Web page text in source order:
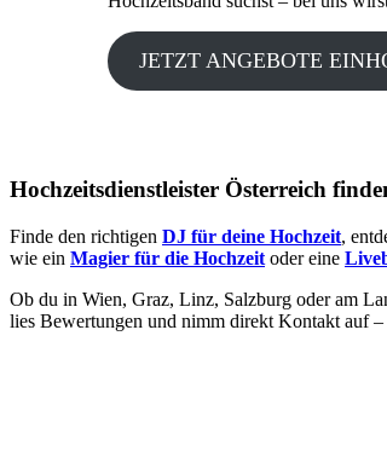
JETZT ANGEBOTE
Hochzeitsdienstleister Österreich
Finde den richtigen DJ für deine Hochzeit,
wie ein Magier für die Hochzeit oder eine
Ob du in Wien, Graz, Linz, Salzburg oder am
lies Bewertungen und nimm direkt Kontakt auf